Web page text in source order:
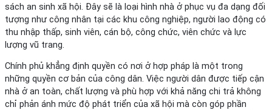
sách an sinh xã hội. Đây sẽ là loại hình nhà ở phục vụ đa dạng đối
tượng như công nhân tại các khu công nghiệp, người lao động có
thu nhập thấp, sinh viên, cán bộ, công chức, viên chức và lực
lượng vũ trang.
Chính phủ khẳng định quyền có nơi ở hợp pháp là một trong
những quyền cơ bản của công dân. Việc người dân được tiếp cận
nhà ở an toàn, chất lượng và phù hợp với khả năng chi trả không
chỉ phản ánh mức độ phát triển của xã hội mà còn góp phần